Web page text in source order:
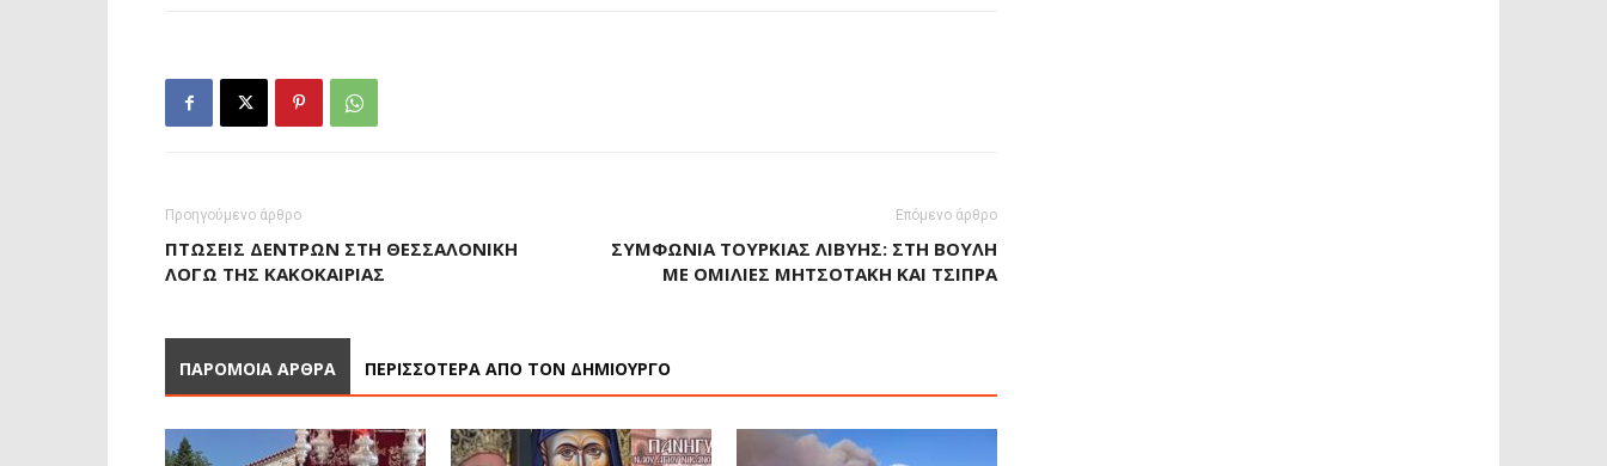
Προηγούμενο άρθρο
ΠΤΏΣΕΙΣ ΔΈΝΤΡΩΝ ΣΤΗ ΘΕΣΣΑΛΟΝΊΚΗ
ΛΌΓΩ ΤΗΣ ΚΑΚΟΚΑΙΡΊΑΣ
Επόμενο άρθρο
ΣΥΜΦΩΝΊΑ ΤΟΥΡΚΊΑΣ ΛΙΒΎΗΣ: ΣΤΗ ΒΟΥΛΗ
ΜΕ ΟΜΙΛΊΕΣ ΜΗΤΣΟΤΆΚΗ ΚΑΙ ΤΣΊΠΡΑ
ΠΑΡΟΜΟΙΑ ΑΡΘΡΑ ΠΕΡΙΣΣΟΤΕΡΑ ΑΠΟ ΤΟΝ ΔΗΜΙΟΥΡΓΟ